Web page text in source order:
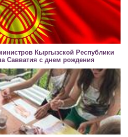
Кыргызской Республики
Савватия с днем рождения